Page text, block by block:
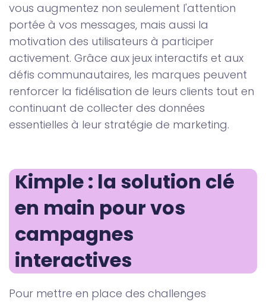
vous augmentez non seulement l'attention
portée à vos messages, mais aussi la
motivation des utilisateurs à participer
activement. Grâce aux jeux interactifs et aux
défis communautaires, les marques peuvent
renforcer la fidélisation de leurs clients tout en
continuant de collecter des données
essentielles à leur stratégie de marketing.
Kimple : la solution clé
en main pour vos
campagnes
interactives
Pour mettre en place des challenges